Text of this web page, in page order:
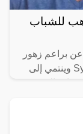
للشباب
براعم زهور
مجففة من شجرة “Syzygium aromaticum وينتمي إلى